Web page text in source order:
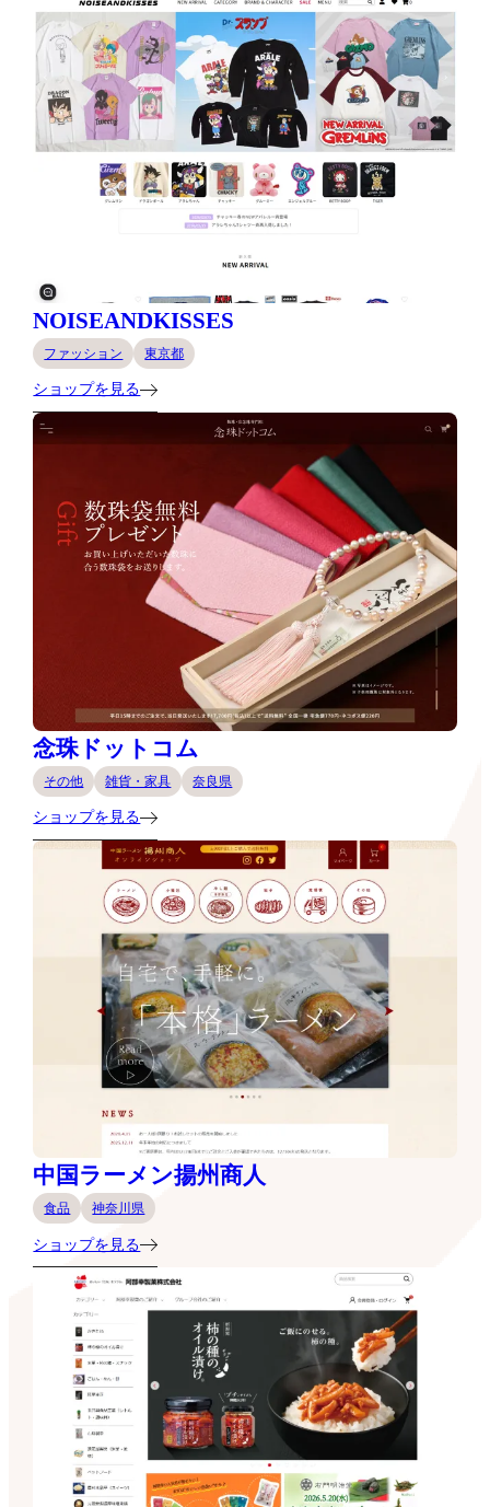
NOISEANDKISSES
ファッション 東京都
ショップを見る
念珠ドットコム
その他 雑貨・家具 奈良県
ショップを見る
中国ラーメン揚州商人
食品 神奈川県
ショップを見る